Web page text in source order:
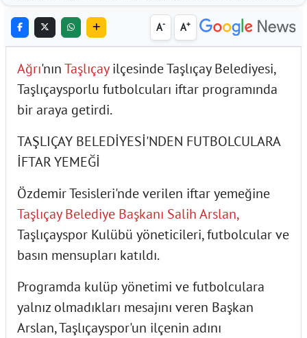
A- A+
Ağrı'nınTaşlıçayilçesinde Taşlıçay Belediyesi,
Taşlıçaysporlu futbolcuları iftar programında
bir araya getirdi.
TAŞLIÇAY BELEDİYESİ'NDEN FUTBOLCULARA
İFTAR YEMEĞİ
Özdemir Tesisleri'nde verilen iftar yemeğine
Taşlıçay Belediye Başkanı Salih Arslan,
Taşlıçayspor Kulübü yöneticileri, futbolcular ve
basın mensupları katıldı.
Programda kulüp yönetimi ve futbolculara
yalnız olmadıkları mesajını veren Başkan
Arslan, Taşlıçayspor'un ilçenin adını